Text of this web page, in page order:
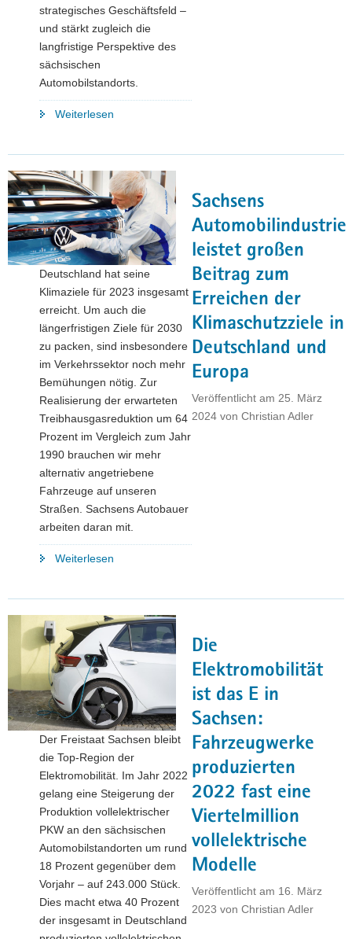
strategisches Geschäftsfeld –
und stärkt zugleich die
langfristige Perspektive des
sächsischen
Automobilstandorts.
Weiterlesen
Standbein:
Freistaat
Sachsen
unterstützt
Zukunftsprojekt
bei
Volkswagen
in
Zwickau"
Sachsens
Automobilindustrie
leistet großen
Beitrag zum
Erreichen der
Klimaschutzziele in
Deutschland und
Europa
Veröffentlicht am 25. März
2024 von Christian Adler
Deutschland hat seine
Klimaziele für 2023 insgesamt
erreicht. Um auch die
längerfristigen Ziele für 2030
zu packen, sind insbesondere
im Verkehrssektor noch mehr
Bemühungen nötig. Zur
Realisierung der erwarteten
Treibhausgasreduktion um 64
Prozent im Vergleich zum Jahr
1990 brauchen wir mehr
alternativ angetriebene
Fahrzeuge auf unseren
Straßen. Sachsens Autobauer
arbeiten daran mit.
Weiterlesen
großen
Beitrag
zum
Erreichen
der
Klimaschutzziele
in
Deutschland
und
Europa"
Die
Elektromobilität
ist das E in
Sachsen:
Fahrzeugwerke
produzierten
2022 fast eine
Viertelmillion
vollelektrische
Modelle
Veröffentlicht am 16. März
2023 von Christian Adler
Der Freistaat Sachsen bleibt
die Top-Region der
Elektromobilität. Im Jahr 2022
gelang eine Steigerung der
Produktion vollelektrischer
PKW an den sächsischen
Automobilstandorten um rund
18 Prozent gegenüber dem
Vorjahr – auf 243.000 Stück.
Dies macht etwa 40 Prozent
der insgesamt in Deutschland